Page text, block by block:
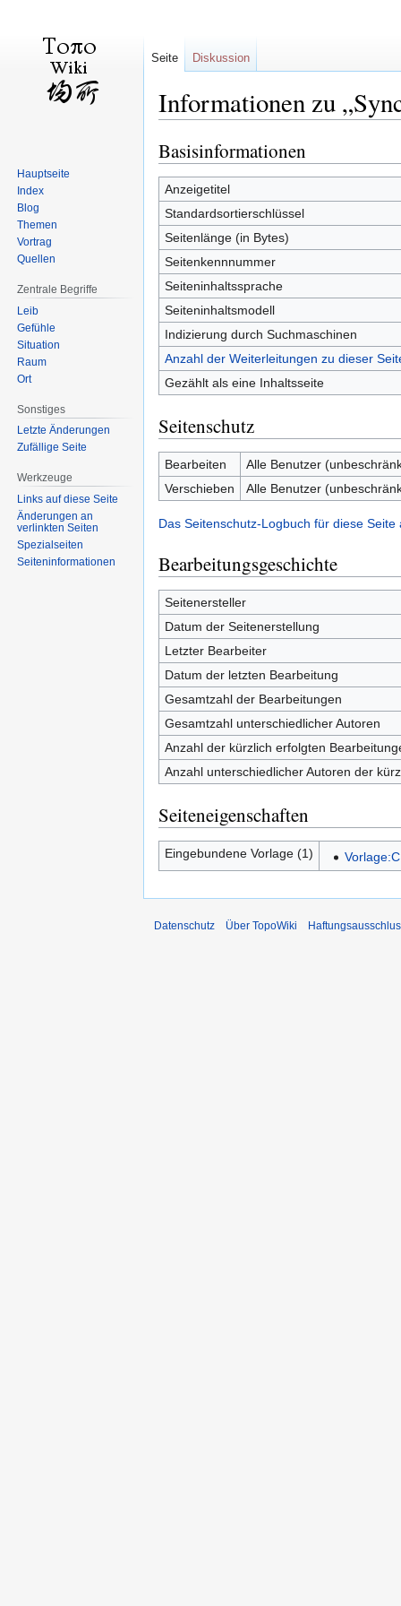
Informationen zu
Zur
Navigation
springen
Zur
Suche
springen
Basisinformationen
Anzeigetitel
Standardsortierschlüssel
Seitenlänge (in Bytes)
Seitenkennnummer
Seiteninhaltssprache
Seiteninhaltsmodell
Indizierung durch Suchmaschinen
Anzahl der Weiterleitungen zu dieser
Gezählt als eine Inhaltsseite
Seitenschutz
Bearbeiten
Alle Benutzer
Verschieben
Alle Benutzer
Das Seitenschutz-Logbuch für diese Seite
Bearbeitungsgeschichte
Seitenersteller
Datum der Seitenerstellung
Letzter Bearbeiter
Datum der letzten Bearbeitung
Gesamtzahl der Bearbeitungen
Gesamtzahl unterschiedlicher Autoren
Anzahl der kürzlich erfolgten
Anzahl unterschiedlicher Autoren der
Seiteneigenschaften
Eingebundene Vorlage (1) Vorlage:C
Seite Diskussion
Hauptseite
Index
Blog
Themen
Vortrag
Quellen
Zentrale Begriffe
Leib
Gefühle
Situation
Raum
Ort
Sonstiges
Letzte Änderungen
Zufällige Seite
Werkzeuge
Links auf diese Seite
Änderungen an
verlinkten Seiten
Spezialseiten
Seiten­informationen
Datenschutz Über TopoWiki